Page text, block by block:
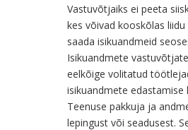
Vastuvõtjaiks ei peeta
kes võivad kooskõlas
saada isikuandmeid
Isikuandmete
eelkõige volitatud
isikuandmete edastamise
Teenuse pakkuja ja
lepingust või seadusest.